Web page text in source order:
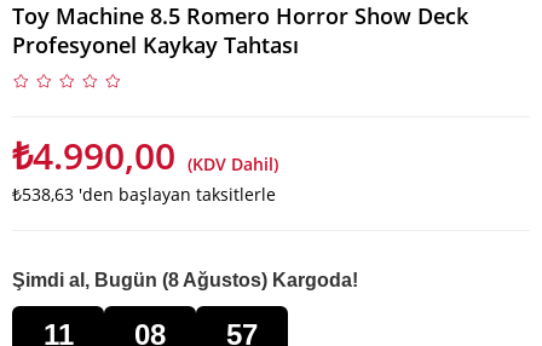
Toy Machine 8.5 Romero Horror Show Deck
Profesyonel Kaykay Tahtası
₺4.990,00 (KDV Dahil)
₺538,63 'den başlayan taksitlerle
Şimdi al, Bugün (8 Ağustos) Kargoda!
11 08 56